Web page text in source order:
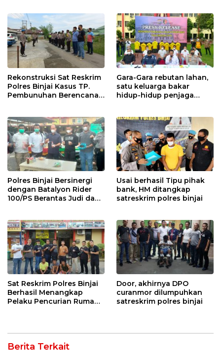
Rekonstruksi Sat Reskrim
Polres Binjai Kasus TP.
Pembunuhan Berencana
Seseorang
Gara-Gara rebutan lahan,
satu keluarga bakar
hidup-hidup penjaga
Polres Binjai Bersinergi
dengan Batalyon Rider
100/PS Berantas Judi dan
Usai berhasil Tipu pihak
bank, HM ditangkap
satreskrim polres binjai
Sat Reskrim Polres Binjai
Berhasil Menangkap
Pelaku Pencurian Rumah
Door, akhirnya DPO
curanmor dilumpuhkan
satreskrim polres binjai
Berita Terkait